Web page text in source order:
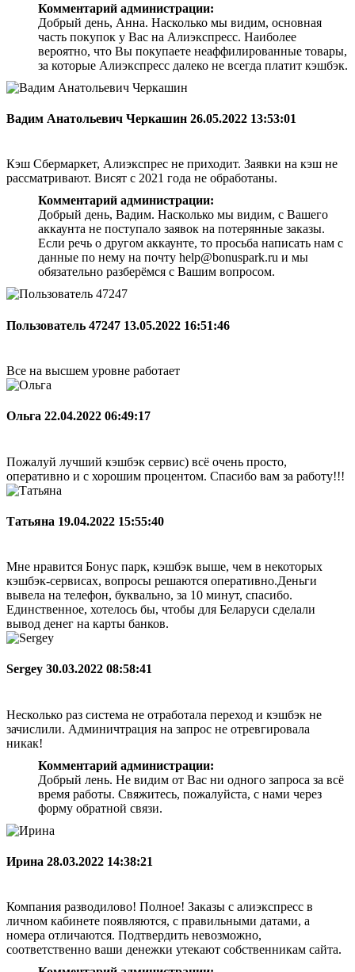
Комментарий администрации:
Добрый день, Анна. Насколько мы видим, основная
часть покупок у Вас на Алиэкспресс. Наиболее
вероятно, что Вы покупаете неаффилированные товары,
за которые Алиэкспресс далеко не всегда платит кэшбэк.
Вадим Анатольевич Черкашин 26.05.2022 13:53:01
Кэш Сбермаркет, Алиэкспрес не приходит. Заявки на кэш не
рассматривают. Висят с 2021 года не обработаны.
Комментарий администрации:
Добрый день, Вадим. Насколько мы видим, с Вашего
аккаунта не поступало заявок на потерянные заказы.
Если речь о другом аккаунте, то просьба написать нам с
данные по нему на почту help@bonuspark.ru и мы
обязательно разберёмся с Вашим вопросом.
Пользователь 47247 13.05.2022 16:51:46
Все на высшем уровне работает
Ольга 22.04.2022 06:49:17
Пожалуй лучший кэшбэк сервис) всё очень просто,
оперативно и с хорошим процентом. Спасибо вам за работу!!!
Татьяна 19.04.2022 15:55:40
Мне нравится Бонус парк, кэшбэк выше, чем в некоторых
кэшбэк-сервисах, вопросы решаются оперативно.Деньги
вывела на телефон, буквально, за 10 минут, спасибо.
Единственное, хотелось бы, чтобы для Беларуси сделали
вывод денег на карты банков.
Sergey 30.03.2022 08:58:41
Несколько раз система не отработала переход и кэшбэк не
зачислили. Админичтрация на запрос не отревгировала
никак!
Комментарий администрации:
Добрый лень. Не видим от Вас ни одного запроса за всё
время работы. Свяжитесь, пожалуйста, с нами через
форму обратной связи.
Ирина 28.03.2022 14:38:21
Компания разводилово! Полное! Заказы с алиэкспресс в
личном кабинете появляются, с правильными датами, а
номера отличаются. Подтвердить невозможно,
соответственно ваши денежки утекают собственникам сайта.